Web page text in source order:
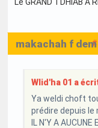
makachah f dem
Wlid'ha 01 a
Ya weldi choft
prédire depuis le
IL N'Y A AUCUNE